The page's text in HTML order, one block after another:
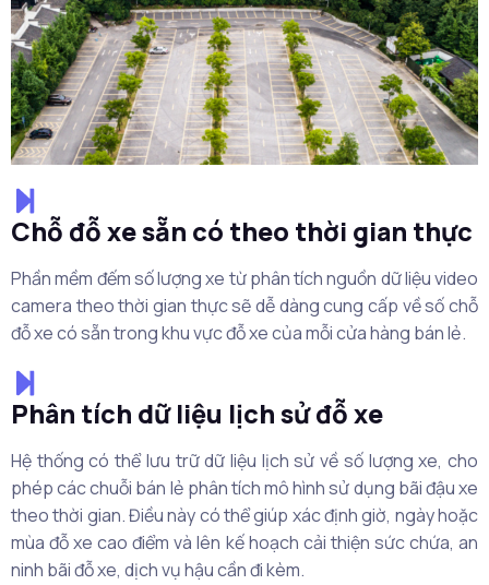
Chỗ đỗ xe sẵn có theo thời gian thực
Phần mềm đếm số lượng xe từ phân tích nguồn dữ liệu video
camera theo thời gian thực sẽ dễ dàng cung cấp về số chỗ
đỗ xe có sẵn trong khu vực đỗ xe của mỗi cửa hàng bán lẻ.
Phân tích dữ liệu lịch sử đỗ xe
Hệ thống có thể lưu trữ dữ liệu lịch sử về số lượng xe, cho
phép các chuỗi bán lẻ phân tích mô hình sử dụng bãi đậu xe
theo thời gian. Điều này có thể giúp xác định giờ, ngày hoặc
mùa đỗ xe cao điểm và lên kế hoạch cải thiện sức chứa, an
ninh bãi đỗ xe, dịch vụ hậu cần đi kèm.